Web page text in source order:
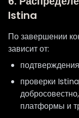
Istina
По завершении
зависит от:
проверки
платформы и